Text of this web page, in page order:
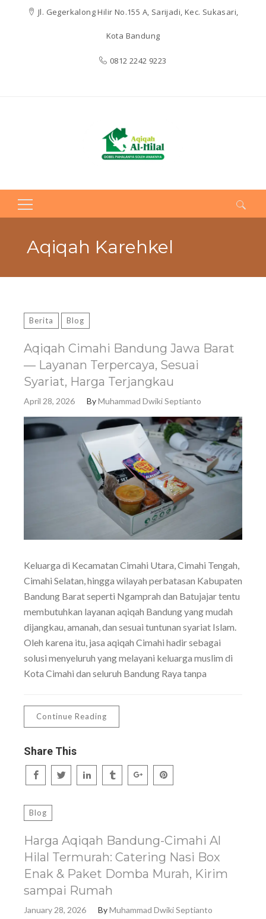
Jl. Gegerkalong Hilir No.155 A, Sarijadi, Kec. Sukasari,
Kota Bandung
0812 2242 9223
Search
Aqiqah Karehkel
Berita Blog
Aqiqah Cimahi Bandung Jawa Barat
— Layanan Terpercaya, Sesuai
Syariat, Harga Terjangkau
April 28, 2026 ByMuhammad Dwiki Septianto
Keluarga di Kecamatan Cimahi Utara, Cimahi Tengah,
Cimahi Selatan, hingga wilayah perbatasan Kabupaten
Bandung Barat seperti Ngamprah dan Batujajar tentu
membutuhkan layanan aqiqah Bandung yang mudah
dijangkau, amanah, dan sesuai tuntunan syariat Islam.
Oleh karena itu, jasa aqiqah Cimahi hadir sebagai
solusi menyeluruh yang melayani keluarga muslim di
Kota Cimahi dan seluruh Bandung Raya tanpa
Continue Reading
Share This
Blog
Harga Aqiqah Bandung-Cimahi Al
Hilal Termurah: Catering Nasi Box
Enak & Paket Domba Murah, Kirim
sampai Rumah
January 28, 2026 ByMuhammad Dwiki Septianto